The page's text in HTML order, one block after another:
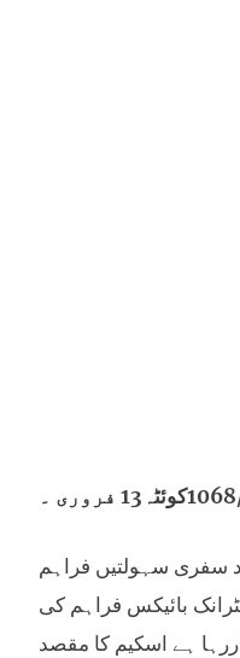
سفری سہولتیں فراہم
بائیکس فراہم کی
ہے اسکیم کا مقصد